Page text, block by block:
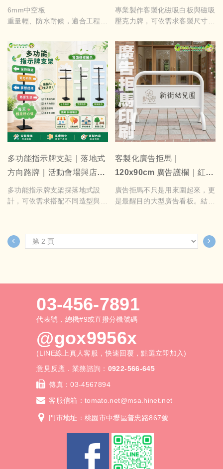
板
6mm中空板
重量輕、防水耐候，適合工程告
類戶外宣傳用途。
5mm合成板
表面平整、印刷效果佳，適合人
形立牌、手舉牌、展覽展示及室
內廣告應用。
刷・尺寸客製
專業製作客製化磁吸白板與磁吸
壓克力牌，可依需求客製尺寸、
業形象設計，適用於工廠管理、
排程管理、學校教學、企業公告
與設備標示，提供高品質客製化
製作服務。
多功能指示牌支架｜落地式
方向路牌｜活動會場與店面
導引客製製作
多功能指示牌支架採落地式設
計，可依需求搭配不同造型與方
楚，適合店面、活動、展覽、校
園及各式空間導引使用。
客製化廣告拒馬｜
120x90cm 廣告護欄｜紅黑
白可選｜活動展場排隊導引
告示牌｜可訂製其他顏色
廣告拒馬不只是用來圍起來，更
是最醒目的大型廣告看板。結合
地、停車場、夜市市集及各類公
共場所使用。上方廣告面可依需
03-456-7891
代表號，總機#9或直撥分機號碼
@gox9956x
(LINE線上真人客服，快速回覆，點選立即加入)
意見反應．業務諮詢： 0922-566-645
傳真：03-4567894
客服信箱：tomato.net@msa.hinet.net
門市地址：桃園市中壢區普忠路867號